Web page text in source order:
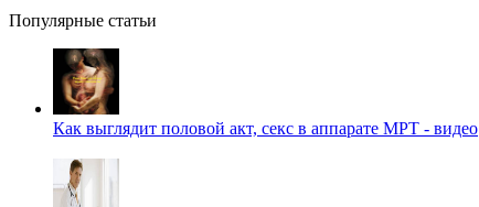
Популярные статьи
Как выглядит половой акт, секс в аппарате МРТ - видео